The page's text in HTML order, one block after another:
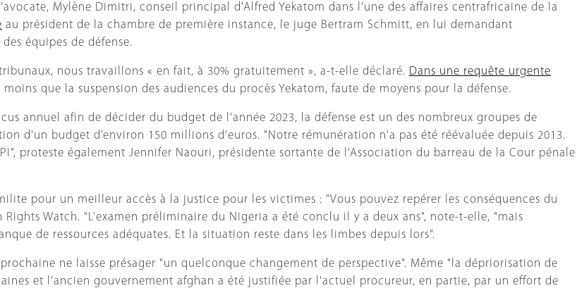
Mylène Dimitri, conseil principal d'Alfred Yekatom dans l'une des affaires centrafricaine de la
au président de la chambre de première instance, le juge Bertram Schmitt, en lui demandant
équipes de défense.
nous travaillons « en fait, à 30% gratuitement », a-t-elle déclaré. Dans une requête urgente
que la suspension des audiences du procès Yekatom, faute de moyens pour la défense.
annuel afin de décider du budget de l'année 2023, la défense est un des nombreux groupes de
d'un budget d’environ 150 millions d'euros. "Notre rémunération n'a pas été réévaluée depuis 2013.
proteste également Jennifer Naouri, présidente sortante de l'Association du barreau de la Cour pénale
pour un meilleur accès à la justice pour les victimes : "Vous pouvez repérer les conséquences du
Watch. "L'examen préliminaire du Nigeria a été conclu il y a deux ans", note-t-elle, "mais
de ressources adéquates. Et la situation reste dans les limbes depuis lors".
ne laisse présager "un quelconque changement de perspective". Même "la dépriorisation de
et l'ancien gouvernement afghan a été justifiée par l'actuel procureur, en partie, par un effort de